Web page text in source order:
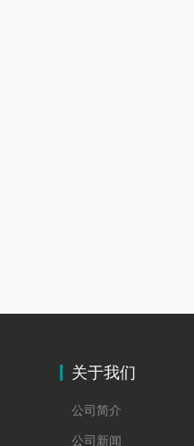
关于我们
公司简介
公司新闻